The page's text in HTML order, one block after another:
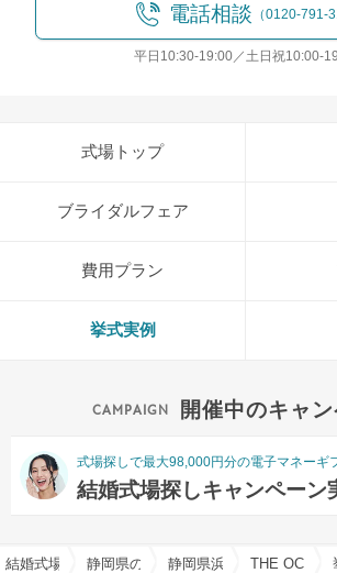
電話相談 （0120-791-
平日10:30-19:00／土日祝10:00-
式場トップ
ブライダルフェア
費用プラン
挙式実例
開催中のキャ
式場探しで最大98,000円分の電子マネーギ
結婚式場探しキャンペーン
結婚式場を探すならハナユメ
静岡県の結婚式場一覧静岡県浜松市の結婚式場
THE